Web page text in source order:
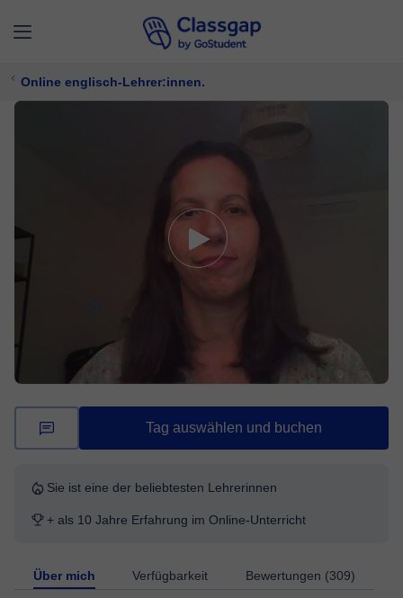
Online englisch-Lehrer:innen.
Bietet kostenlose Probezeit
23 €/
Tag auswählen und buchen
Sie ist eine der beliebtesten Lehrerinnen
+ als 10 Jahre Erfahrung im Online-Unterricht
Über mich Verfügbarkeit Bewertungen (309)